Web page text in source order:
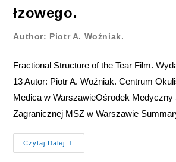
łzowego.
Author: Piotr A. Woźniak.
Fractional Structure of the Tear Film.
13 Autor: Piotr A. Woźniak. Centrum
Medica w WarszawieOśrodek Medyczny
Zagranicznej MSZ w Warszawie
Czytaj Dalej